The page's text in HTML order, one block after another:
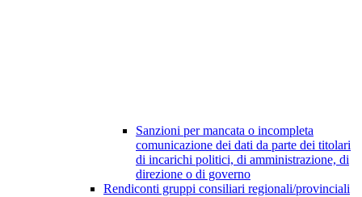
Sanzioni per mancata o incompleta
comunicazione dei dati da parte dei titolari
di incarichi politici, di amministrazione, di
direzione o di governo
Rendiconti gruppi consiliari regionali/provinciali